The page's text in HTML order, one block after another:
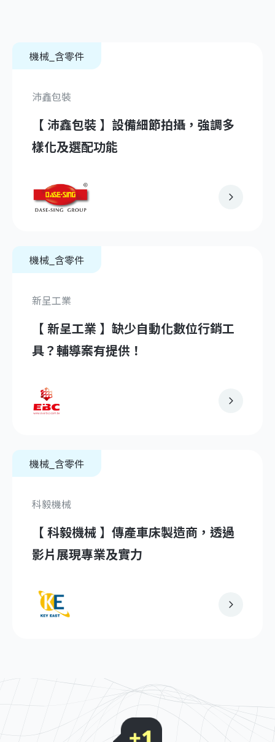
機械_含零件
沛鑫包裝
【 沛鑫包裝 】設備細節拍攝，強調多
樣化及選配功能
機械_含零件
新呈工業
【 新呈工業 】缺少自動化數位行銷工
具？輔導案有提供！
機械_含零件
科毅機械
【 科毅機械 】傳產車床製造商，透過
影片展現專業及實力